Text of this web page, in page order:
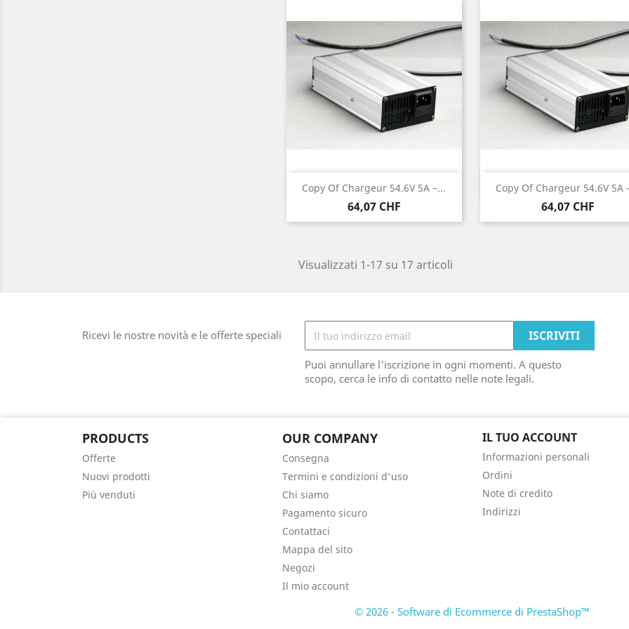
Copy Of Chargeur 54.6V 5A –...
Prezzo
64,07 CHF
Anteprima Copy Of Chargeur 54.6V 5A
Prezzo
64,07 CHF
Anteprima
Visualizzati 1-17 su 17 articoli
Ricevi le nostre novità e le offerte speciali
Puoi annullare l'iscrizione in ogni momenti. A questo
scopo, cerca le info di contatto nelle note legali.
PRODUCTS
Offerte
Nuovi prodotti
Più venduti
OUR COMPANY
Consegna
Termini e condizioni d'uso
Chi siamo
Pagamento sicuro
Contattaci
Mappa del sito
Negozi
Il mio account
IL TUO ACCOUNT
Informazioni personali
Ordini
Note di credito
Indirizzi
© 2026 - Software di Ecommerce di PrestaShop™